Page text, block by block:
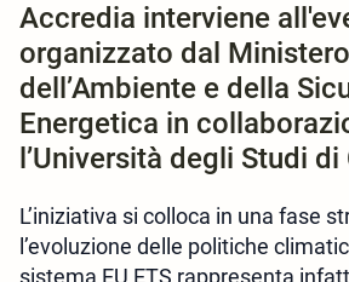
Accredia interviene
organizzato dal Ministero
dell’Ambiente e della
Energetica in
l’Università degli Studi
L’iniziativa si colloca in una fase
l’evoluzione delle politiche
sistema EU ETS rappresenta